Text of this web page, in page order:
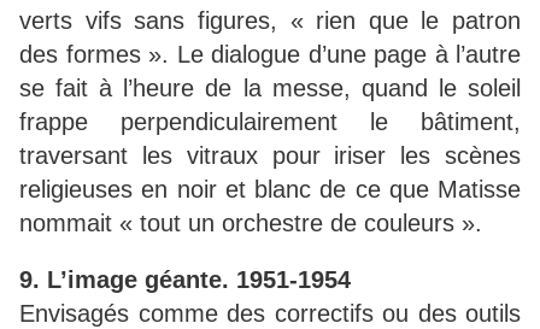
verts vifs sans figures, « rien que le patron
des formes ». Le dialogue d’une page à l’autre
se fait à l’heure de la messe, quand le soleil
frappe perpendiculairement le bâtiment,
traversant les vitraux pour iriser les scènes
religieuses en noir et blanc de ce que Matisse
nommait « tout un orchestre de couleurs ».
9. L’image géante. 1951-1954
Envisagés comme des correctifs ou des outils